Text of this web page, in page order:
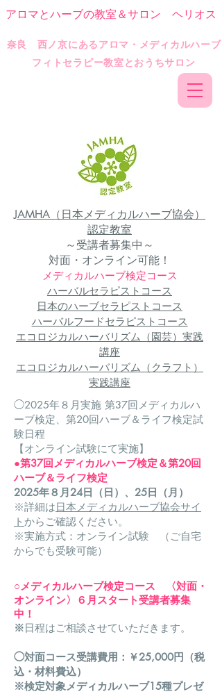
​奈良 西ノ京にあるアロマ・メディカルハーブ
フィトセラピー教室とおうちサロン
アロマとハーブの教室＆サロン ヘリオス
JAMHA（日本メディカルハーブ協会）
認定教室​
～受講者募集中～
対面・オンライン可能！
メディカルハーブ検定コース
ハーバルセラピストコース
日本のハーブセラピストコース
​ハーバルフードセラピストコース
エコロジカルハーバリズム（園芸）実践
講座
エコロジカルハーバリズム（クラフト）
実践講座
◯2025年８月実施 第37回メディカルハ
ーブ検定、第20回ハーブ＆ライフ検定試
験日程
【オンライン試験にて実施】
●第37回メディカルハーブ検定＆第20回
ハーブ＆ライフ検定
2025年８月24日（日）、25日（月）
※詳細は日本メディカルハーブ協会サイ
ト からご確認ください。
※実施方式：オンライン試験 （ご自宅
からでも受験可能）
○メディカルハーブ検定コース 〈対面・
オンライン〉６月スタート受講者募集
中！
​※日程はご相談させていただきます。
◯対面コース受講費用：￥25,000円（税
込・材料費込）
※検定対象メディカルハーブ15種プレゼ